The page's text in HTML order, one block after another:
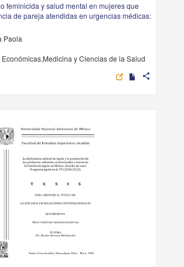
feminicida y salud mental en mujeres que
de pareja atendidas en urgencias médicas:
Paola
y Ciencias de la Salud
share